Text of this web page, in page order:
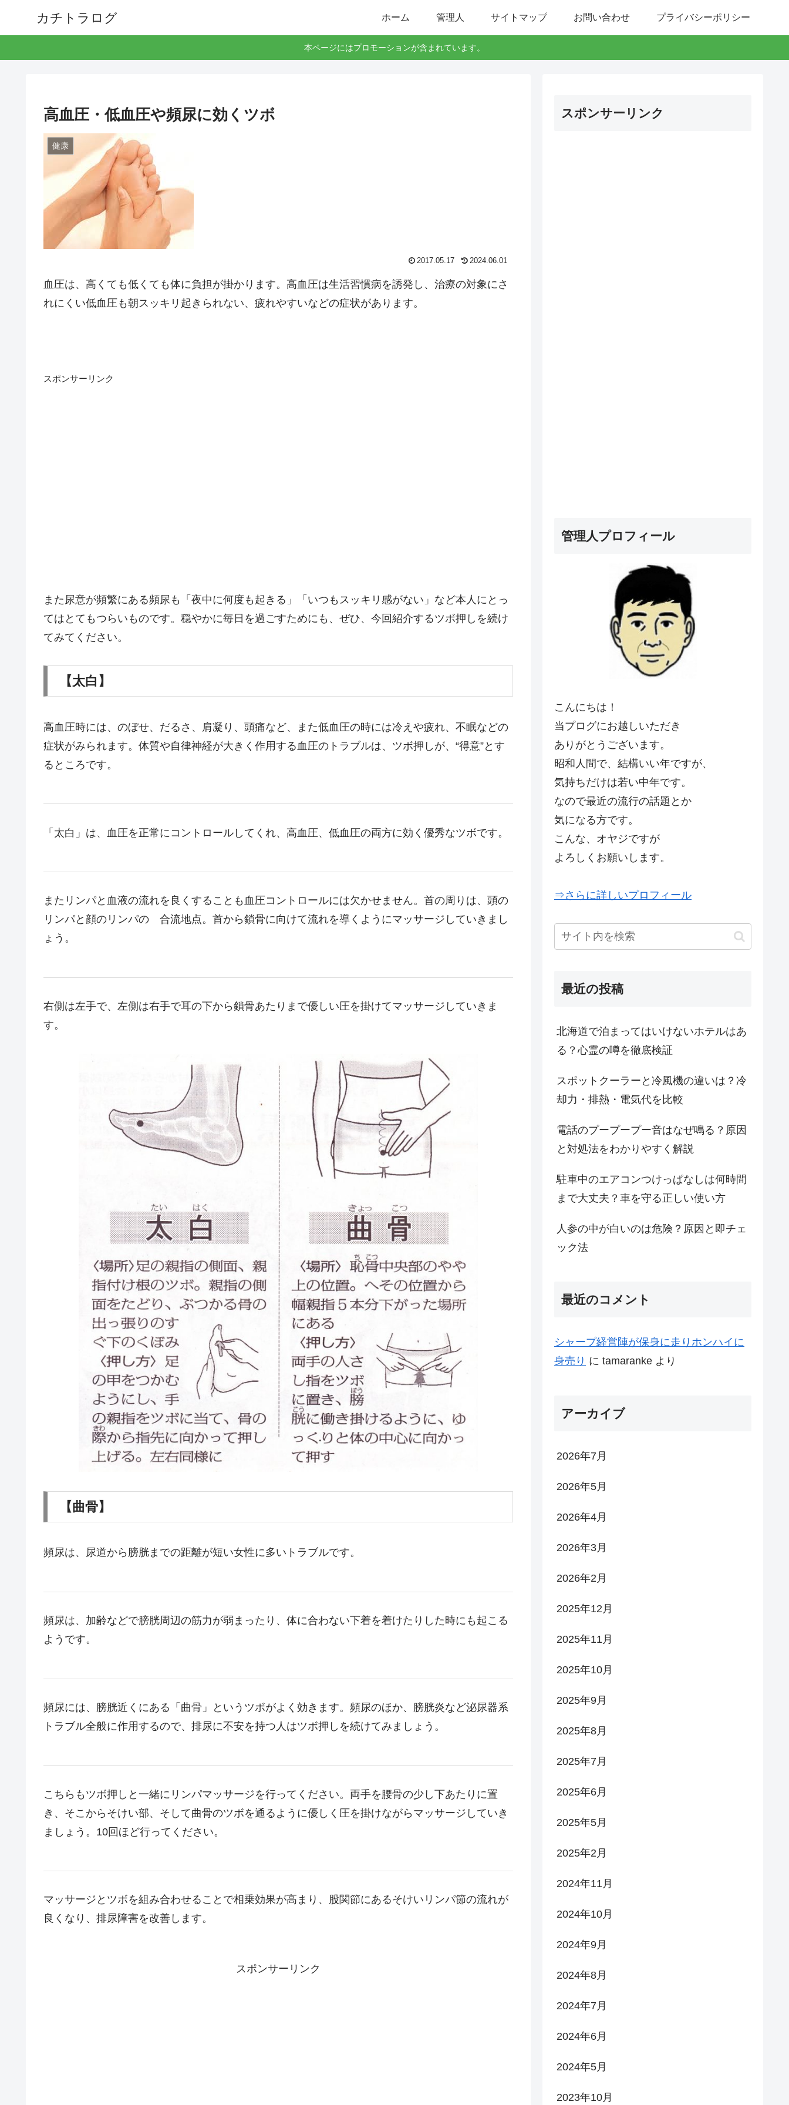
カチトラログ ホーム 管理人 サイトマップ お問い合わせ プライバシーポリシー
本ページにはプロモーションが含まれています。
高血圧・低血圧や頻尿に効くツボ
健康
2017.05.17 2024.06.01
血圧は、高くても低くても体に負担が掛かります。高血圧は生活習慣病を誘発し、治療の対象にさ
れにくい低血圧も朝スッキリ起きられない、疲れやすいなどの症状があります。
スポンサーリンク
また尿意が頻繁にある頻尿も「夜中に何度も起きる」「いつもスッキリ感がない」など本人にとっ
てはとてもつらいものです。穏やかに毎日を過ごすためにも、ぜひ、今回紹介するツボ押しを続け
てみてください。
【太白】
高血圧時には、のぼせ、だるさ、肩凝り、頭痛など、また低血圧の時には冷えや疲れ、不眠などの
症状がみられます。体質や自律神経が大きく作用する血圧のトラブルは、ツボ押しが、“得意”とす
るところです。
「太白」は、血圧を正常にコントロールしてくれ、高血圧、低血圧の両方に効く優秀なツボです。
またリンパと血液の流れを良くすることも血圧コントロールには欠かせません。首の周りは、頭の
リンパと顔のリンパの 合流地点。首から鎖骨に向けて流れを導くようにマッサージしていきまし
ょう。
右側は左手で、左側は右手で耳の下から鎖骨あたりまで優しい圧を掛けてマッサージしていきま
す。
【曲骨】
頻尿は、尿道から膀胱までの距離が短い女性に多いトラブルです。
頻尿は、加齢などで膀胱周辺の筋力が弱まったり、体に合わない下着を着けたりした時にも起こる
ようです。
頻尿には、膀胱近くにある「曲骨」というツボがよく効きます。頻尿のほか、膀胱炎など泌尿器系
トラブル全般に作用するので、排尿に不安を持つ人はツボ押しを続けてみましょう。
こちらもツボ押しと一緒にリンパマッサージを行ってください。両手を腰骨の少し下あたりに置
き、そこからそけい部、そして曲骨のツボを通るように優しく圧を掛けながらマッサージしていき
ましょう。10回ほど行ってください。
マッサージとツボを組み合わせることで相乗効果が高まり、股関節にあるそけいリンパ節の流れが
良くなり、排尿障害を改善します。
スポンサーリンク
スポンサーリンク
管理人プロフィール
こんにちは！
当プログにお越しいただき
ありがとうございます。
昭和人間で、結構いい年ですが、
気持ちだけは若い中年です。
なので最近の流行の話題とか
気になる方です。
こんな、オヤジですが
よろしくお願いします。
⇒さらに詳しいプロフィール
最近の投稿
北海道で泊まってはいけないホテルはあ
る？心霊の噂を徹底検証
スポットクーラーと冷風機の違いは？冷
却力・排熱・電気代を比較
電話のプープープー音はなぜ鳴る？原因
と対処法をわかりやすく解説
駐車中のエアコンつけっぱなしは何時間
まで大丈夫？車を守る正しい使い方
人参の中が白いのは危険？原因と即チェ
ック法
最近のコメント
シャープ経営陣が保身に走りホンハイに
身売り に tamaranke より
アーカイブ
2026年7月
2026年5月
2026年4月
2026年3月
2026年2月
2025年12月
2025年11月
2025年10月
2025年9月
2025年8月
2025年7月
2025年6月
2025年5月
2025年2月
2024年11月
2024年10月
2024年9月
2024年8月
2024年7月
2024年6月
2024年5月
2023年10月